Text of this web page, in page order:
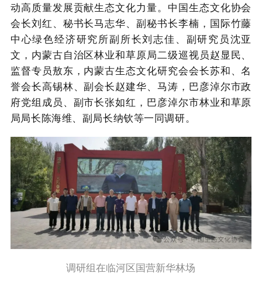
动高质量发展贡献生态文化力量。 中国生态文化协会
会长刘红、秘书长马志华、副秘书长李楠 ，国际竹藤
中心绿色经济研究所副所长刘志佳、副研究员沈亚
文 ， 内蒙古自治区林业和草原局二级巡视员赵显民、
监督专员敖东，内蒙古生态文化研究会会长苏和、名
誉会长高锡林、副会长赵建华、 马涛 ， 巴彦淖尔市政
府党组成员、副市长张如红， 巴彦淖尔市林业和草原
局局长陈海维、副局长纳钦等一同调研。
调研组在临河区国营新华林场